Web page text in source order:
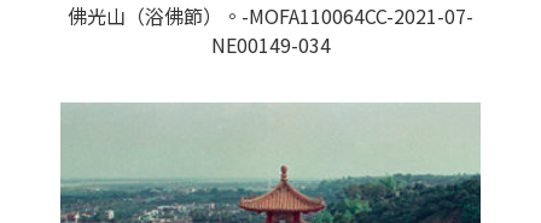
佛光山（浴佛節）。-MOFA110064CC-2021-07-
NE00149-034